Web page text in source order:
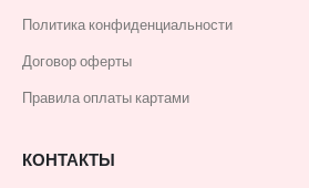
Политика конфиденциальности
Договор оферты
Правила оплаты картами
КОНТАКТЫ